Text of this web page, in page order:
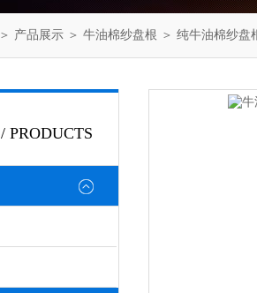
＞ 产品展示 ＞ 牛油棉纱盘根 ＞ 纯牛油棉纱盘
/ PRODUCTS